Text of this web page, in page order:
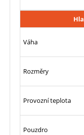
Váha
Rozměry
Provozní teplota
Pouzdro